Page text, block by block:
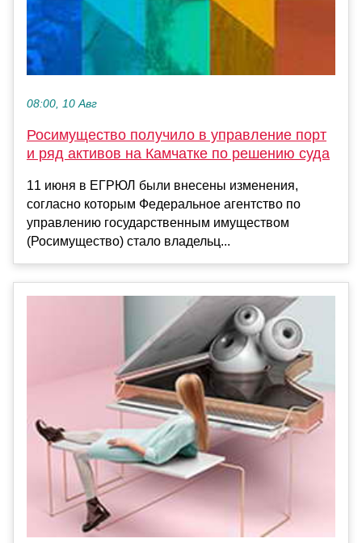
08:00, 10 Авг
Росимущество получило в управление порт
и ряд активов на Камчатке по решению суда
11 июня в ЕГРЮЛ были внесены изменения,
согласно которым Федеральное агентство по
управлению государственным имуществом
(Росимущество) стало владельц...